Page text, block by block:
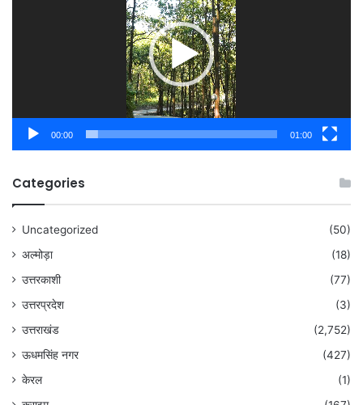
00:00 01:00
Categories
Uncategorized
(50)
अल्मोड़ा
(18)
उत्तरकाशी
(77)
उत्तरप्रदेश
(3)
उत्तराखंड
(2,752)
ऊधमसिंह नगर
(427)
केरल
(1)